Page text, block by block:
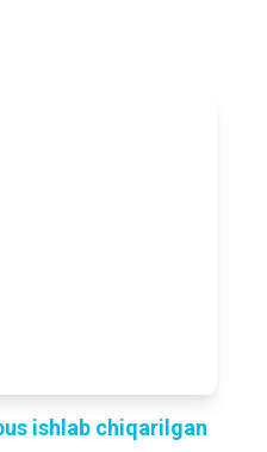
ishlab chiqarilgan